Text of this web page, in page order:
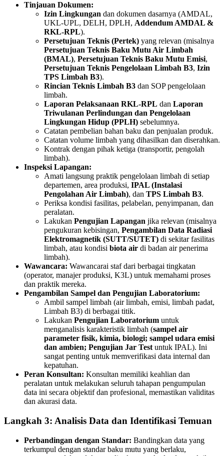
Tinjauan Dokumen:
Izin Lingkungan dan dokumen dasarnya (AMDAL,
UKL-UPL, DELH, DPLH, Addendum AMDAL &
RKL-RPL).
Persetujuan Teknis (Pertek) yang relevan (misalnya
Persetujuan Teknis Baku Mutu Air Limbah
(BMAL), Persetujuan Teknis Baku Mutu Emisi,
Persetujuan Teknis Pengelolaan Limbah B3, Izin
TPS Limbah B3).
Rincian Teknis Limbah B3 dan SOP pengelolaan
limbah.
Laporan Pelaksanaan RKL-RPL dan Laporan
Triwulanan Perlindungan dan Pengelolaan
Lingkungan Hidup (PPLH) sebelumnya.
Catatan pembelian bahan baku dan penjualan produk.
Catatan volume limbah yang dihasilkan dan diserahkan.
Kontrak dengan pihak ketiga (transportir, pengolah
limbah).
Inspeksi Lapangan:
Amati langsung praktik pengelolaan limbah di setiap
departemen, area produksi, IPAL (Instalasi
Pengolahan Air Limbah), dan TPS Limbah B3.
Periksa kondisi fasilitas, pelabelan, penyimpanan, dan
peralatan.
Lakukan Pengujian Lapangan jika relevan (misalnya
pengukuran kebisingan, Pengambilan Data Radiasi
Elektromagnetik (SUTT/SUTET) di sekitar fasilitas
limbah, atau kondisi biota air di badan air penerima
limbah).
Wawancara: Wawancarai staf dari berbagai tingkatan
(operator, manajer produksi, K3L) untuk memahami proses
dan praktik mereka.
Pengambilan Sampel dan Pengujian Laboratorium:
Ambil sampel limbah (air limbah, emisi, limbah padat,
Limbah B3) di berbagai titik.
Lakukan Pengujian Laboratorium untuk
menganalisis karakteristik limbah (sampel air
parameter fisik, kimia, biologi; sampel udara emisi
dan ambien; Pengujian Jar Test untuk IPAL). Ini
sangat penting untuk memverifikasi data internal dan
kepatuhan.
Peran Konsultan: Konsultan memiliki keahlian dan
peralatan untuk melakukan seluruh tahapan pengumpulan
data ini secara objektif dan profesional, memastikan validitas
dan akurasi data.
Langkah 3: Analisis Data dan Identifikasi Temuan
Perbandingan dengan Standar: Bandingkan data yang
terkumpul dengan standar baku mutu yang berlaku,